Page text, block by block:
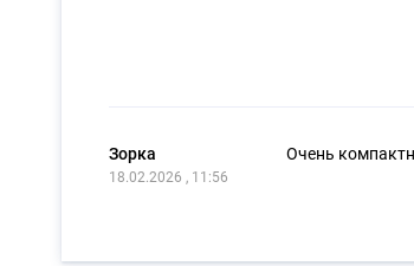
Зорка
18.02.2026 , 11:56
Очень